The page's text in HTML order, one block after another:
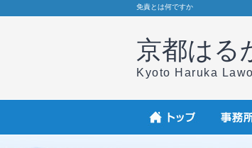
免責とは何ですか
京都はる
Kyoto Haruka